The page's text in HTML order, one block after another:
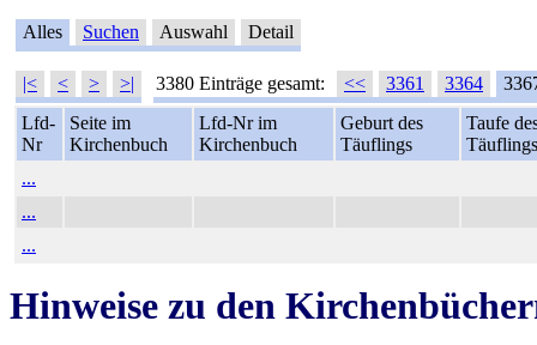
Alles Suchen Auswahl Detail
|< < > >| 3380 Einträge gesamt: << 3361 3364
Lfd-
Nr
Seite im
Kirchenbuch
Lfd-Nr im
Kirchenbuch
Geburt des
Täuflings
Taufe
Täuflings
...
...
...
Hinweise zu den